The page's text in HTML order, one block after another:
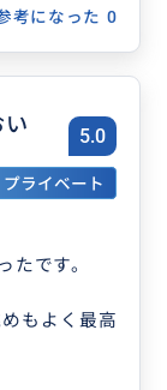
考になった 0
5.0
プライベート
たです。
もよく最高